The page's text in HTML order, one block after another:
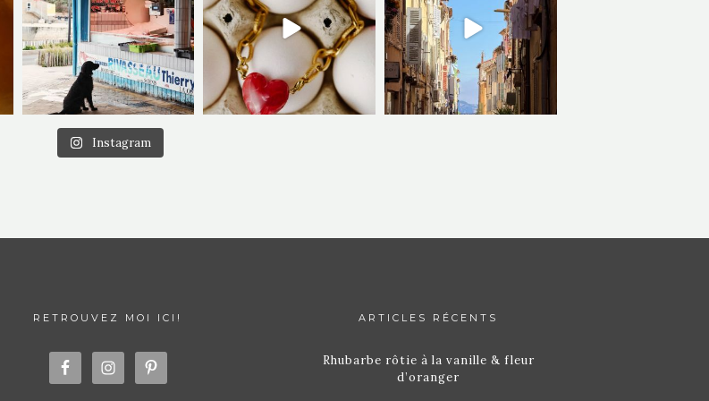
Instagram
RETROUVEZ MOI ICI! ARTICLES RÉCENTS
Rhubarbe rôtie à la vanille & fleur
d’oranger